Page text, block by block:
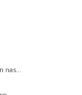
nas...